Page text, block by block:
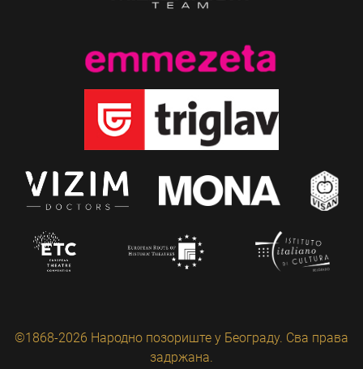
©1868-2026 Народно позориште у Београду. Сва права
задржана.